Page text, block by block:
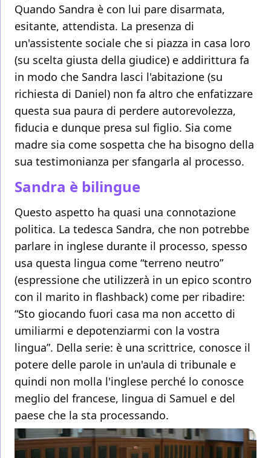
Quando Sandra è con lui pare disarmata,
esitante, attendista. La presenza di
un'assistente sociale che si piazza in casa loro
(su scelta giusta della giudice) e addirittura fa
in modo che Sandra lasci l'abitazione (su
richiesta di Daniel) non fa altro che enfatizzare
questa sua paura di perdere autorevolezza,
fiducia e dunque presa sul figlio. Sia come
madre sia come sospetta che ha bisogno della
sua testimonianza per sfangarla al processo.
Sandra è bilingue
Questo aspetto ha quasi una connotazione
politica. La tedesca Sandra, che non potrebbe
parlare in inglese durante il processo, spesso
usa questa lingua come “terreno neutro”
(espressione che utilizzerà in un epico scontro
con il marito in flashback) come per ribadire:
“Sto giocando fuori casa ma non accetto di
umiliarmi e depotenziarmi con la vostra
lingua”. Della serie: è una scrittrice, conosce il
potere delle parole in un'aula di tribunale e
quindi non molla l'inglese perché lo conosce
meglio del francese, lingua di Samuel e del
paese che la sta processando.